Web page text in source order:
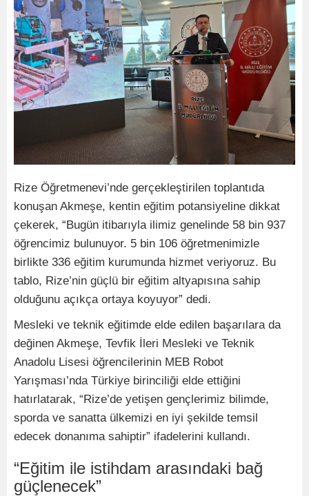
Rize Öğretmenevi’nde gerçekleştirilen toplantıda
konuşan Akmeşe, kentin eğitim potansiyeline dikkat
çekerek, “Bugün itibarıyla ilimiz genelinde 58 bin 937
öğrencimiz bulunuyor. 5 bin 106 öğretmenimizle
birlikte 336 eğitim kurumunda hizmet veriyoruz. Bu
tablo, Rize’nin güçlü bir eğitim altyapısına sahip
olduğunu açıkça ortaya koyuyor” dedi.
Mesleki ve teknik eğitimde elde edilen başarılara da
değinen Akmeşe, Tevfik İleri Mesleki ve Teknik
Anadolu Lisesi öğrencilerinin MEB Robot
Yarışması’nda Türkiye birinciliği elde ettiğini
hatırlatarak, “Rize’de yetişen gençlerimiz bilimde,
sporda ve sanatta ülkemizi en iyi şekilde temsil
edecek donanıma sahiptir” ifadelerini kullandı.
“Eğitim ile istihdam arasındaki bağ
güçlenecek”